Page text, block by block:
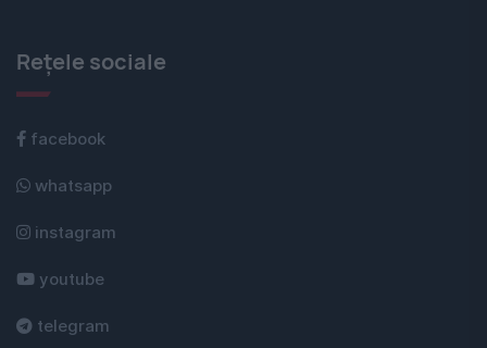
Rețele sociale
facebook
whatsapp
instagram
youtube
telegram